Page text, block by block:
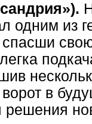
одним из
в